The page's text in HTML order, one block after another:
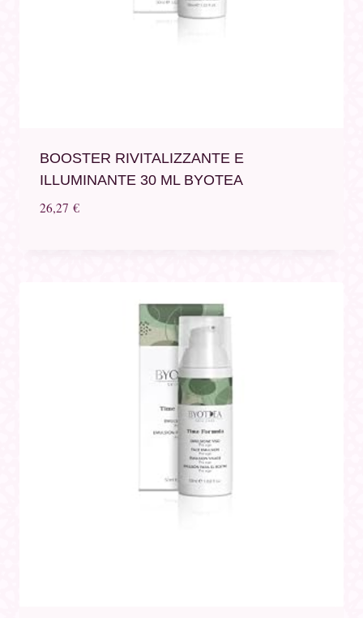
BOOSTER RIVITALIZZANTE E
ILLUMINANTE 30 ML BYOTEA
26,27 €